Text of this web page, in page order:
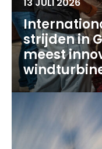
13 JULI 2026
strijden in
meest